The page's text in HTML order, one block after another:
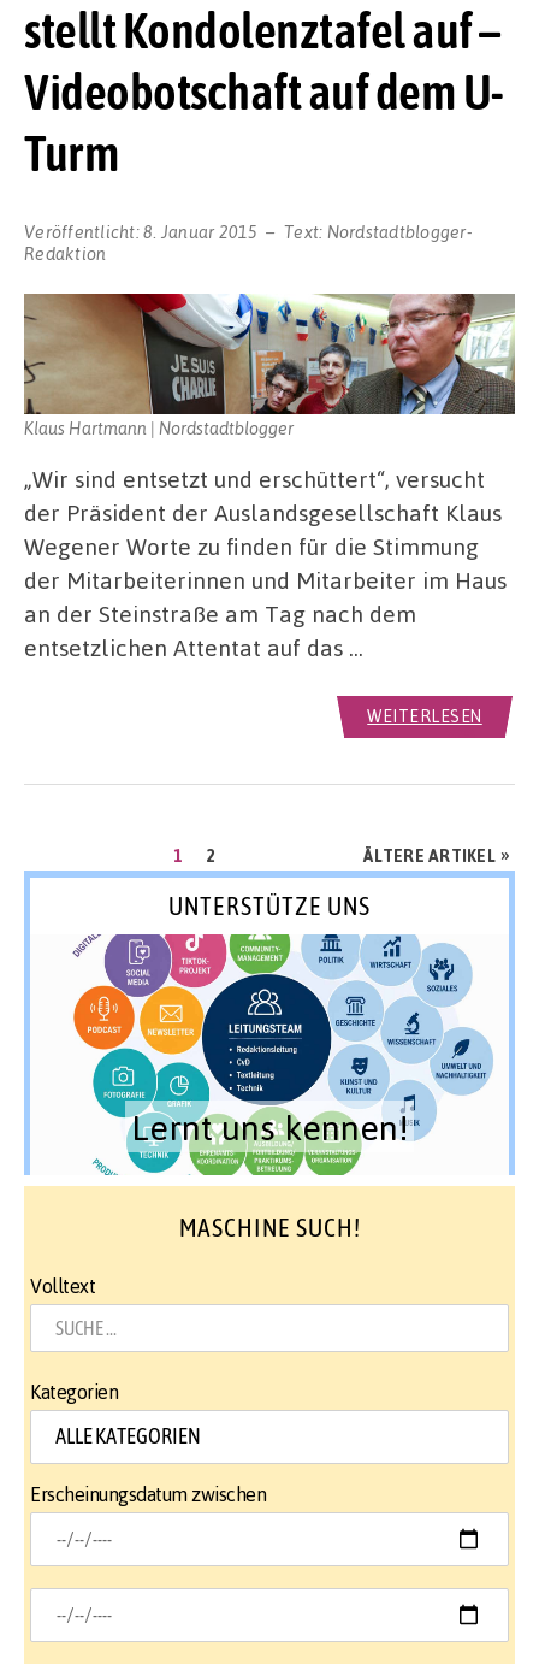
stellt Kondolenztafel auf –
Videobotschaft auf dem U-
Turm
Veröffentlicht:8. Januar 2015 Text: Nordstadtblogger-
Redaktion
Klaus Hartmann | Nordstadtblogger
„Wir sind entsetzt und erschüttert“, versucht
der Präsident der Auslandsgesellschaft Klaus
Wegener Worte zu finden für die Stimmung
der Mitarbeiterinnen und Mitarbeiter im Haus
an der Steinstraße am Tag nach dem
entsetzlichen Attentat auf das …
WEITERLESEN
Seitennummerierung
Beiträge
SEITE
1 SEITE
2 ÄLTERE ARTIKEL »
UNTERSTÜTZE UNS
Lernt uns kennen!
MASCHINE SUCH!
Volltext
Kategorien
Erscheinungsdatum zwischen